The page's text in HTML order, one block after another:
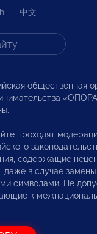
中文
общественная
проходят
содержащие
в случае замены
символами. Не
к